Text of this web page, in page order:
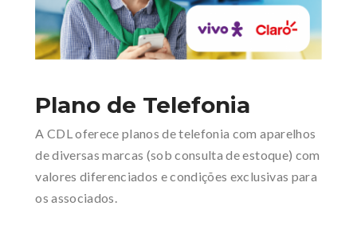
Plano de Telefonia
A CDL oferece planos de telefonia com aparelhos
de diversas marcas (sob consulta de estoque) com
valores diferenciados e condições exclusivas para
os associados.